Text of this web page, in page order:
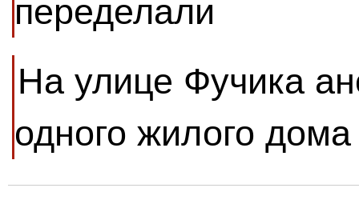
переделали
На улице Фучика
одного жилого